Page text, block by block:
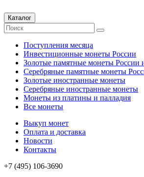
Каталог
Поступления месяца
Инвестиционные монеты России
Золотые памятные монеты
Серебряные памятные монеты
Золотые иностранные монеты
Серебряные иностранные монеты
Монеты из платины и палладия
Все монеты
Выкуп монет
Оплата и доставка
Новости
Контакты
+7 (495) 106-3690